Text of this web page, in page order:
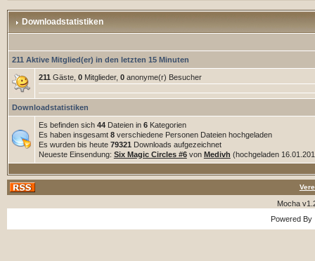
Downloadstatistiken
211 Aktive Mitglied(er) in den letzten 15 Minuten
211 Gäste, 0Mitglieder, 0anonyme(r) Besucher
Downloadstatistiken
Es befinden sich 44Dateien in 6Kategorien
Es haben insgesamt 8verschiedene Personen Dateien hochgeladen
Es wurden bis heute 79321 Downloads aufgezeichnet
Neueste Einsendung: Six Magic Circles #6von Medivh (hochgeladen
Mocha
Powered By